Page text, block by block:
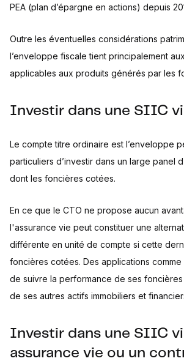
PEA (plan d’épargne en actions) depuis
Outre les éventuelles considérations
l’enveloppe fiscale tient principalement
applicables aux produits générés par les
Investir dans une SIIC
Le compte titre ordinaire est l’enveloppe
particuliers d’investir dans un large panel
dont les foncières cotées.
En ce que le CTO ne propose aucun
l'assurance vie peut constituer une
différente en unité de compte si cette
foncières cotées. Des applications
de suivre la performance de ses
de ses autres actifs immobiliers et
Investir dans une SIIC
assurance vie ou un